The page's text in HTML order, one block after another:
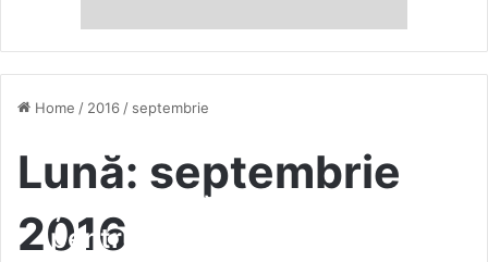
Home / 2016 / septembrie
Lună: septembrie
2016
Șansă uriașă de la București,
pentru vasluieni! Județul